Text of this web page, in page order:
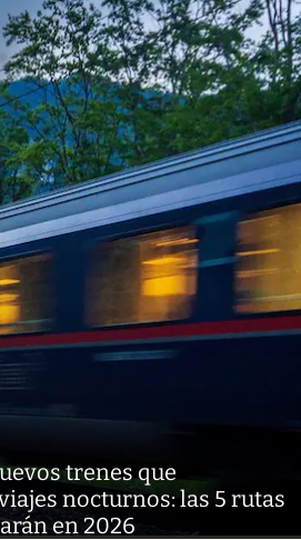
trenes que
nocturnos: las 5 rutas
en 2026